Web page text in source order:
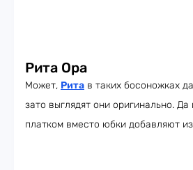
Рита Ора
Может, Рита в таких босоножках
зато выглядят они оригинально. Да
платком вместо юбки добавляют